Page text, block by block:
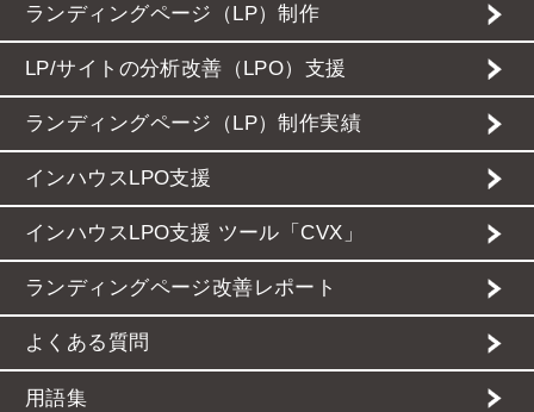
ランディングページ（LP）制作
LP/サイトの分析改善（LPO）支援
ランディングページ（LP）制作実績
インハウスLPO支援
インハウスLPO支援 ツール「CVX」
ランディングページ改善レポート
よくある質問
用語集